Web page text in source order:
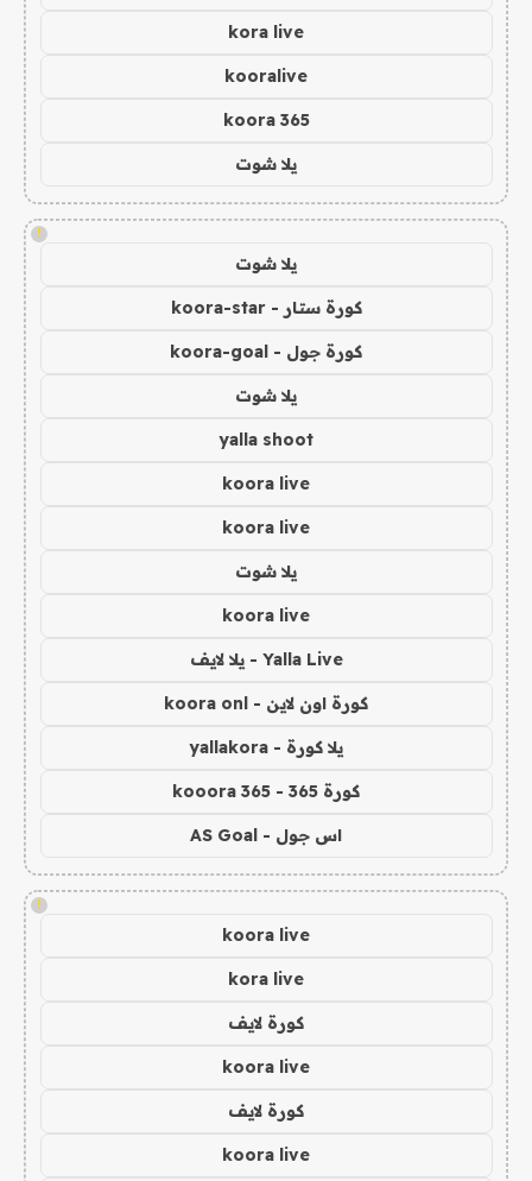
kora live
kooralive
koora 365
يلا شوت
!
يلا شوت
كورة ستار - koora-star
كورة جول - koora-goal
يلا شوت
yalla shoot
koora live
koora live
يلا شوت
koora live
Yalla Live - يلا لايف
كورة اون لاين - koora onl
يلا كورة - yallakora
كورة 365 - kooora 365
اس جول - AS Goal
!
koora live
kora live
كورة لايف
koora live
كورة لايف
koora live